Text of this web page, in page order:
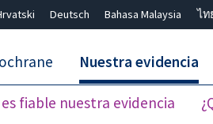
Deutsch Bahasa Malaysia
ไท
Nuestra evidencia
fiable nuestra evidencia